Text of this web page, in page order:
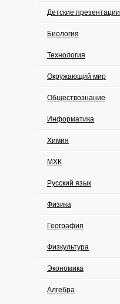
Детские презентации
Биология
Технология
Окружающий мир
Обществознание
Информатика
Химия
МХК
Русский язык
Физика
География
Физкультура
Экономика
Алгебра